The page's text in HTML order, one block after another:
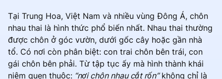
Tại Trung Hoa, Việt Nam và nhiều vùng Đông Á, chôn
nhau thai là hình thức phổ biến nhất. Nhau thai thường
được chôn ở góc vườn, dưới gốc cây hoặc gần nhà
tổ. Có nơi còn phân biệt: con trai chôn bên trái, con
gái chôn bên phải. Từ tập tục ấy mà hình thành khái
niệm quen thuộc: “nơi chôn nhau cắt rốn”không chỉ là